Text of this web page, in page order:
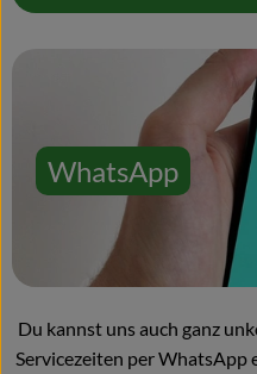
WhatsApp
Du kannst uns auch ganz
Servicezeiten per WhatsApp